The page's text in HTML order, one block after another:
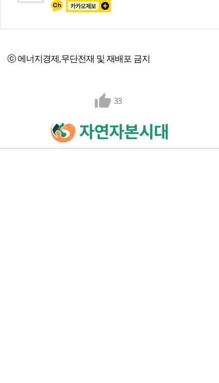
ⓒ 에너지경제,무단전재 및 재배포 금지
33